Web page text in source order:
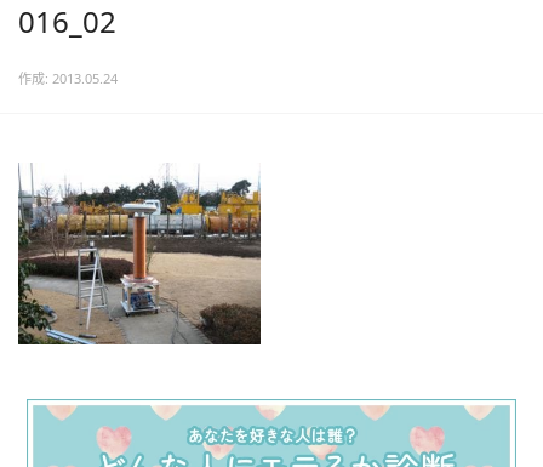
016_02
作成: 2013.05.24